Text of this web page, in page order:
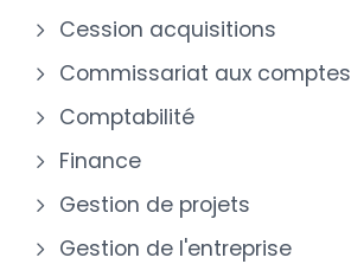
Cession acquisitions
Commissariat aux comptes
Comptabilité
Finance
Gestion de projets
Gestion de l'entreprise